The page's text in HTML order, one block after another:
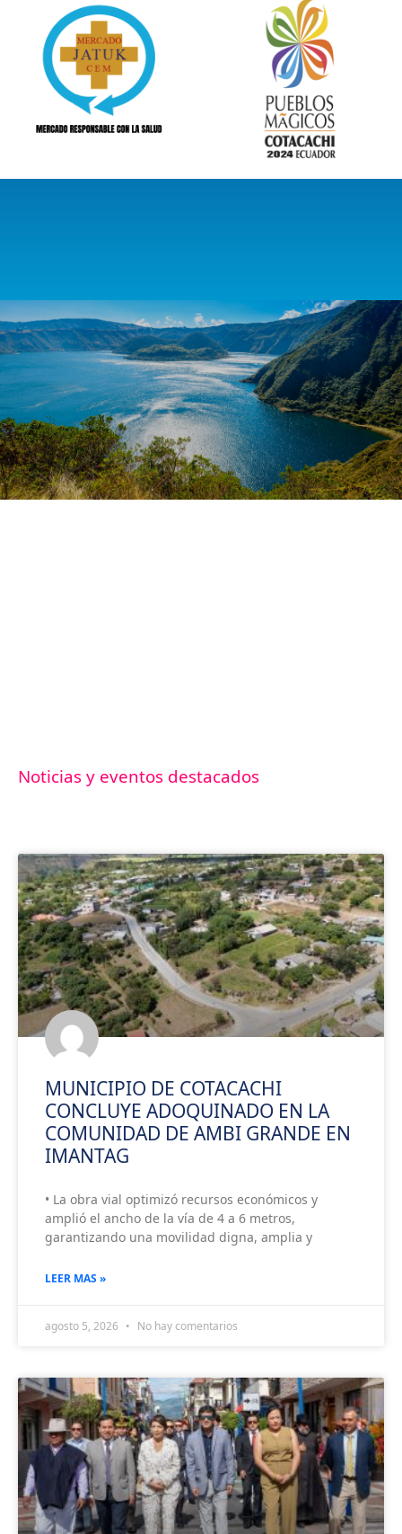
Noticias y eventos destacados
MUNICIPIO DE COTACACHI
CONCLUYE ADOQUINADO EN LA
COMUNIDAD DE AMBI GRANDE EN
IMANTAG
• La obra vial optimizó recursos económicos y
amplió el ancho de la vía de 4 a 6 metros,
garantizando una movilidad digna, amplia y
LEER MAS »
agosto 5, 2026 No hay comentarios